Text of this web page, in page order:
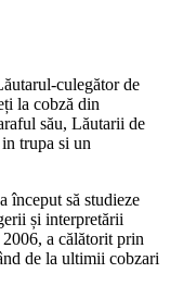
culegător de
la cobză din
său, Lăutarii de
trupa si un
început să studieze
și interpretării
a călătorit prin
de la ultimii cobzari